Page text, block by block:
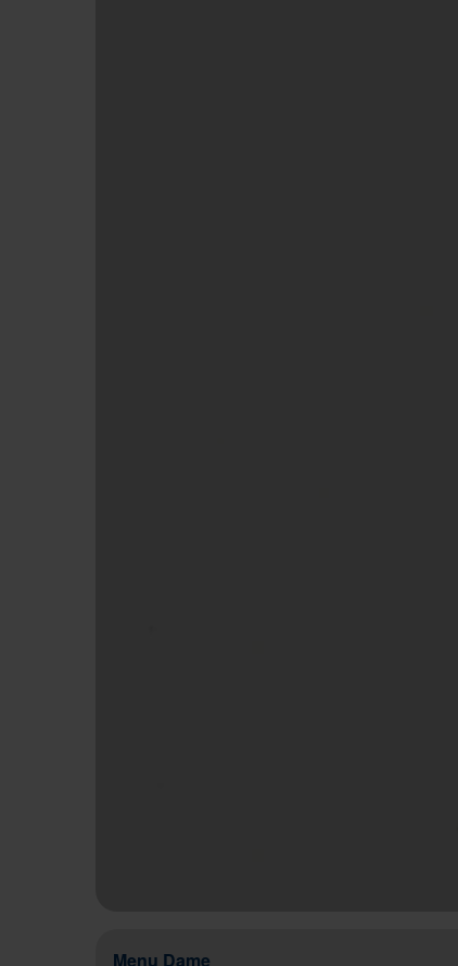
Menu Dame